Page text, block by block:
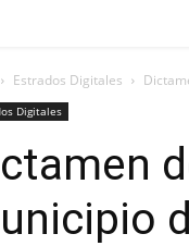
Estrados Digitales
Digitales